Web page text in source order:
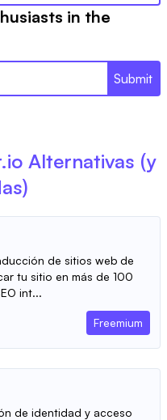
in the
Submit
Alternativas (y
de sitios web de
tu sitio en más de 100
int...
Freemium
de identidad y acceso